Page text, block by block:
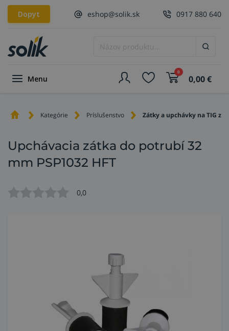
Dopyt eshop@solik.sk 0917 880 640
Menu
0
0,00€
Kategórie Príslušenstvo Zátky a upchávky na TIG
Upchávacia zátka do potrubí 32
mm PSP1032 HFT
0,0